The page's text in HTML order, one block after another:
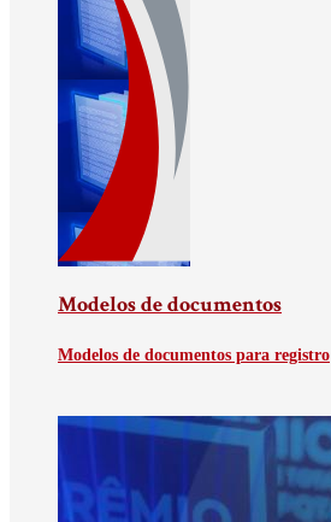
Modelos de documentos
Modelos de documentos para registro